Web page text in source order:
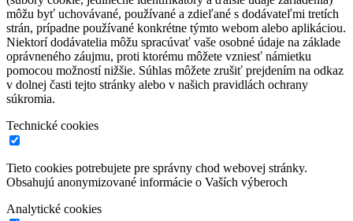
môžu byť uchovávané, používané a zdieľané s dodávateľmi tretích
strán, prípadne používané konkrétne týmto webom alebo aplikáciou.
Niektorí dodávatelia môžu spracúvať vaše osobné údaje na základe
oprávneného záujmu, proti ktorému môžete vzniesť námietku
pomocou možností nižšie. Súhlas môžete zrušiť prejdením na odkaz
v dolnej časti tejto stránky alebo v našich pravidlách ochrany
súkromia.
Technické cookies
Tieto cookies potrebujete pre správny chod webovej stránky.
Obsahujú anonymizované informácie o Vaších výberoch
Analytické cookies